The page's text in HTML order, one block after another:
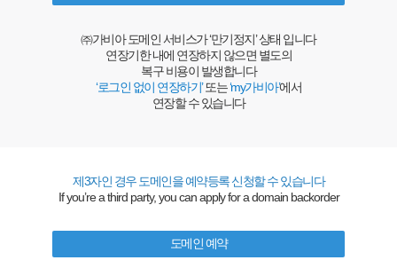
㈜가비아 도메인 서비스가 ‘만기정지’ 상태 입니다
연장기한 내에 연장하지 않으면 별도의
복구 비용이 발생합니다
‘로그인 없이 연장하기’또는‘my가비아’에서
연장할 수 있습니다
제3자인 경우 도메인을 예약등록 신청할 수 있습니다
If you’re a third party, you can apply for a domain backorder
도메인 예약